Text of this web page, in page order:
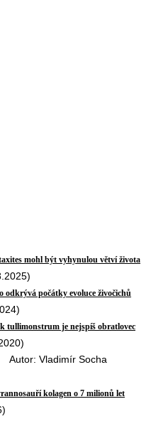
mohl být vyhynulou větví života
odkrývá počátky evoluce živočichů
tullimonstrum je nejspíš obratlovec
Autor: Vladimír Socha
kolagen o 7 milionů let